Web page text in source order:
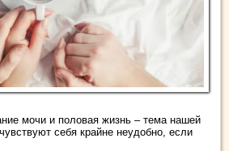
мочи и половая жизнь – тема нашей
себя крайне неудобно, если